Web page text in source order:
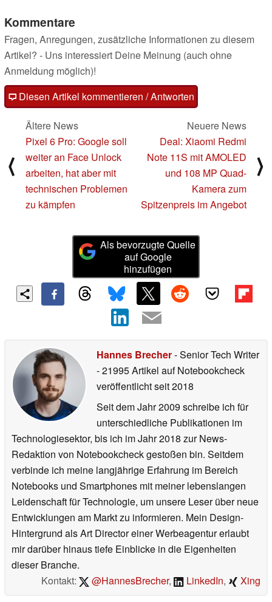
Kommentare
Fragen, Anregungen, zusätzliche Informationen zu diesem
Artikel? - Uns interessiert Deine Meinung (auch ohne
Anmeldung möglich)!
Diesen Artikel kommentieren / Antworten
⟨
Ältere News
Pixel 6 Pro: Google soll
weiter an Face Unlock
arbeiten, hat aber mit
technischen Problemen
zu kämpfen
Neuere News
Deal: Xiaomi Redmi
Note 11S mit AMOLED
und 108 MP Quad-
Kamera zum
Spitzenpreis im Angebot
⟩
Als bevorzugte Quelle
auf Google
hinzufügen
Hannes Brecher- Senior Tech Writer
- 21995 Artikel auf Notebookcheck
veröffentlichtseit 2018
Seit dem Jahr 2009 schreibe ich für
unterschiedliche Publikationen im
Technologiesektor, bis ich im Jahr 2018 zur News-
Redaktion von Notebookcheck gestoßen bin. Seitdem
verbinde ich meine langjährige Erfahrung im Bereich
Notebooks und Smartphones mit meiner lebenslangen
Leidenschaft für Technologie, um unsere Leser über neue
Entwicklungen am Markt zu informieren. Mein Design-
Hintergrund als Art Director einer Werbeagentur erlaubt
mir darüber hinaus tiefe Einblicke in die Eigenheiten
dieser Branche.
Kontakt:
@HannesBrecher, LinkedIn, Xing